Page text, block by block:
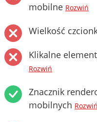
mobilne Rozwiń
Wielkość
Klikalne
Rozwiń
Znacznik
mobilnych Rozwiń